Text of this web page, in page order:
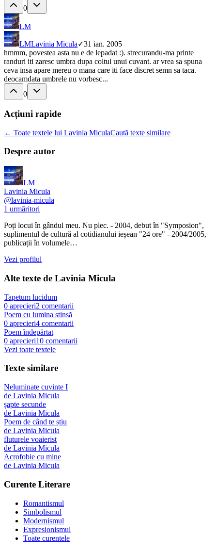
0
LM
LMLavinia Micula✓31 ian. 2005
hmmm, povestea asta nu e de lepadat :). strecurandu-ma printe
randuri iti zaresc umbra dupa coltul unui cuvant. ar vrea sa spuna
ceva insa apare mereu o mana care iti face discret semn sa taca.
deocamdata umbrele nu vorbesc...
0
Acțiuni rapide
← Toate textele lui Lavinia MiculaCaută texte similare
Despre autor
LM
Lavinia Micula
@lavinia-micula
1 urmăritori
Poți locui în gândul meu. Nu plec. - 2004, debut în "Symposion",
suplimentul de cultură al cotidianului ieșean "24 ore" - 2004/2005,
publicații în volumele…
Vezi profilul
Alte texte de Lavinia Micula
Tapetum lucidum
0 aprecieri2 comentarii
Poem cu lumina stinsă
0 aprecieri4 comentarii
Poem îndepărtat
0 aprecieri10 comentarii
Vezi toate textele
Texte similare
Neluminate cuvinte I
de Lavinia Micula
șapte secunde
de Lavinia Micula
Poem de când te știu
de Lavinia Micula
fluturele voaierist
de Lavinia Micula
Acrofobie cu mine
de Lavinia Micula
Curente Literare
Romantismul
Simbolismul
Modernismul
Expresionismul
Toate curentele